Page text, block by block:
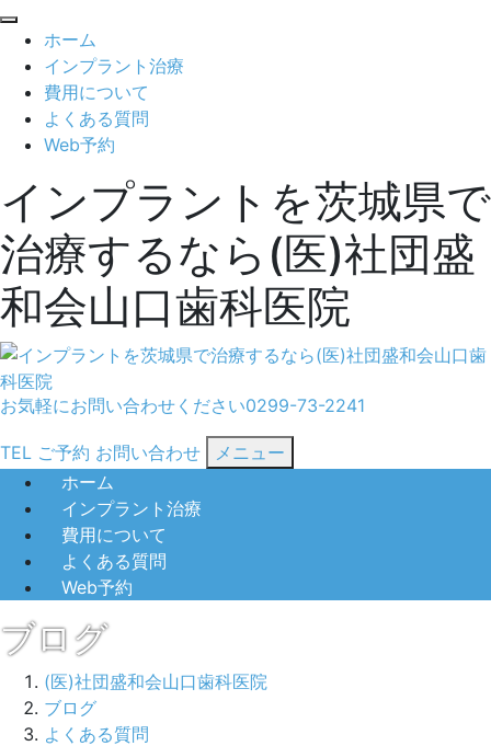
ホーム
インプラント治療
費用について
よくある質問
Web予約
インプラントを茨城県で
治療するなら(医)社団盛
和会山口歯科医院
お気軽にお問い合わせください0299-73-2241
TEL ご予約 お問い合わせ
メニュー
ホーム
インプラント治療
費用について
よくある質問
Web予約
ブログ
(医)社団盛和会山口歯科医院
ブログ
よくある質問